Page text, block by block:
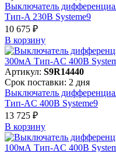
Выключатель
Тип-A 230В Systeme9
10 675 ₽
В корзинy
Артикул: S9R14440
Срок поставки: 2 дня
Выключатель
Тип-AC 400В Systeme9
13 725 ₽
В корзинy